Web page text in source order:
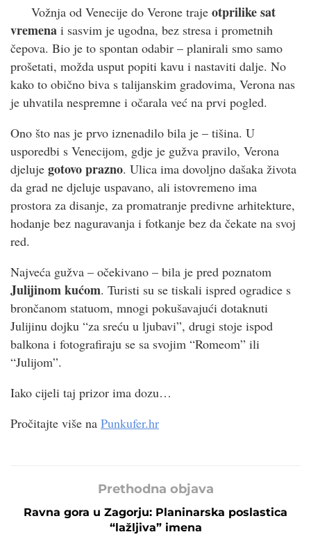
Vožnja od Venecije do Verone traje otprilike sat
vremena i sasvim je ugodna, bez stresa i prometnih
čepova. Bio je to spontan odabir – planirali smo samo
prošetati, možda usput popiti kavu i nastaviti dalje. No
kako to obično biva s talijanskim gradovima, Verona nas
je uhvatila nespremne i očarala već na prvi pogled.
Ono što nas je prvo iznenadilo bila je – tišina. U
usporedbi s Venecijom, gdje je gužva pravilo, Verona
djeluje gotovo prazno. Ulica ima dovoljno dašaka života
da grad ne djeluje uspavano, ali istovremeno ima
prostora za disanje, za promatranje predivne arhitekture,
hodanje bez naguravanja i fotkanje bez da čekate na svoj
red.
Najveća gužva – očekivano – bila je pred poznatom
Julijinom kućom. Turisti su se tiskali ispred ogradice s
brončanom statuom, mnogi pokušavajući dotaknuti
Julijinu dojku “za sreću u ljubavi”, drugi stoje ispod
balkona i fotografiraju se sa svojim “Romeom” ili
“Julijom”.
Iako cijeli taj prizor ima dozu…
Pročitajte više na Punkufer.hr
Prethodna objava
Ravna gora u Zagorju: Planinarska poslastica
“lažljiva” imena